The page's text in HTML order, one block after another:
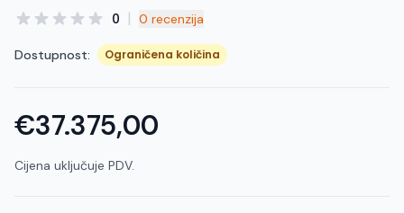
0 | 0 recenzija
Dostupnost: Ograničena količina
€37.375,00
Cijena uključuje PDV.